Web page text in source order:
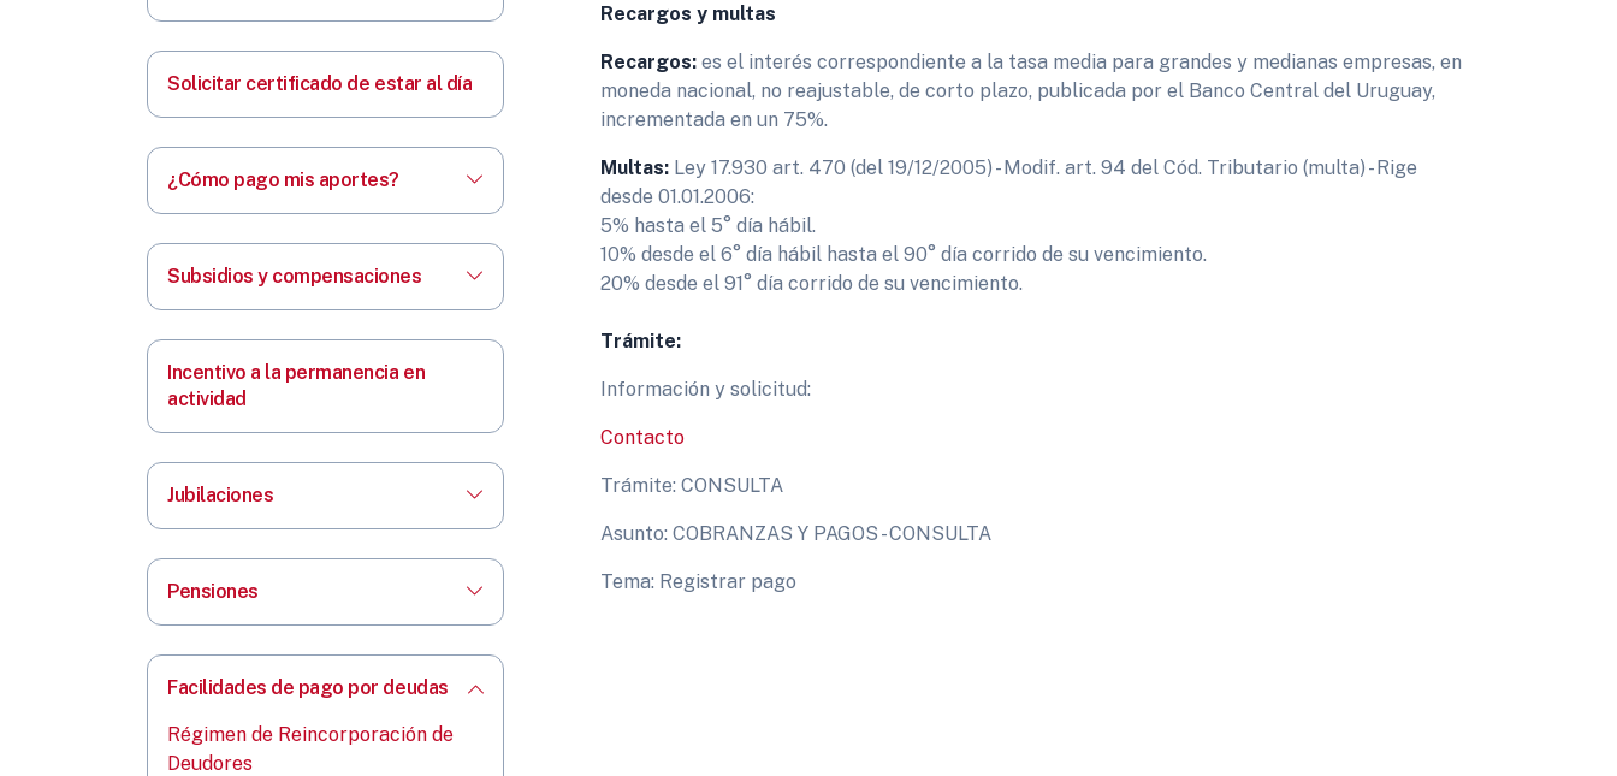
Solicitar certificado de estar al día
¿Cómo pago mis aportes?
Subsidios y compensaciones
Incentivo a la permanencia en
actividad
Jubilaciones
Pensiones
Facilidades de pago por deudas
Régimen de Reincorporación de
Deudores
Recargos y multas
Recargos:es el interés correspondiente a la tasa media para grandes y medianas empresas, en
moneda nacional, no reajustable, de corto plazo, publicada por el Banco Central del Uruguay,
incrementada en un 75%.
Multas: Ley 17.930 art. 470 (del 19/12/2005) - Modif. art. 94 del Cód. Tributario (multa) - Rige
desde 01.01.2006:
5% hasta el 5° día hábil.
10% desde el 6° día hábil hasta el 90° día corrido de su vencimiento.
20% desde el 91° día corrido de su vencimiento.
Trámite:
Información y solicitud:
Contacto
Trámite: CONSULTA
Asunto: COBRANZAS Y PAGOS - CONSULTA
Tema: Registrar pago